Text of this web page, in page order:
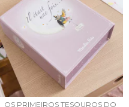
OS PRIMEIROS TESOUROS DO